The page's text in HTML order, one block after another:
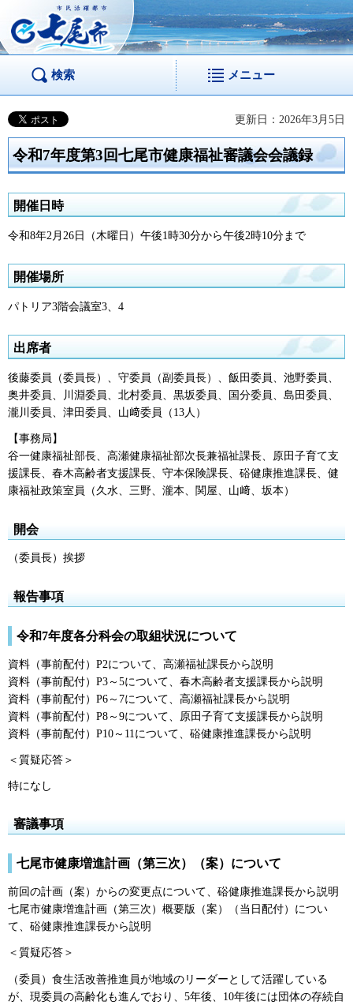
市民活躍都市 七尾
市
検索 メニュー
更新日：2026年3月5日
令和7年度第3回七尾市健康福祉審議会会議録
開催日時
令和8年2月26日（木曜日）午後1時30分から午後2時10分まで
開催場所
パトリア3階会議室3、4
出席者
後藤委員（委員長）、守委員（副委員長）、飯田委員、池野委員、
奥井委員、川淵委員、北村委員、黒坂委員、国分委員、島田委員、
瀧川委員、津田委員、山﨑委員（13人）
【事務局】
谷一健康福祉部長、高瀬健康福祉部次長兼福祉課長、原田子育て支
援課長、春木高齢者支援課長、守本保険課長、硲健康推進課長、健
康福祉政策室員（久水、三野、瀧本、関屋、山﨑、坂本）
開会
（委員長）挨拶
報告事項
令和7年度各分科会の取組状況について
資料（事前配付）P2について、高瀬福祉課長から説明
資料（事前配付）P3～5について、春木高齢者支援課長から説明
資料（事前配付）P6～7について、高瀬福祉課長から説明
資料（事前配付）P8～9について、原田子育て支援課長から説明
資料（事前配付）P10～11について、硲健康推進課長から説明
＜質疑応答＞
特になし
審議事項
七尾市健康増進計画（第三次）（案）について
前回の計画（案）からの変更点について、硲健康推進課長から説明
七尾市健康増進計画（第三次）概要版（案）（当日配付）につい
て、硲健康推進課長から説明
＜質疑応答＞
（委員）食生活改善推進員が地域のリーダーとして活躍している
が、現委員の高齢化も進んでおり、5年後、10年後には団体の存続自